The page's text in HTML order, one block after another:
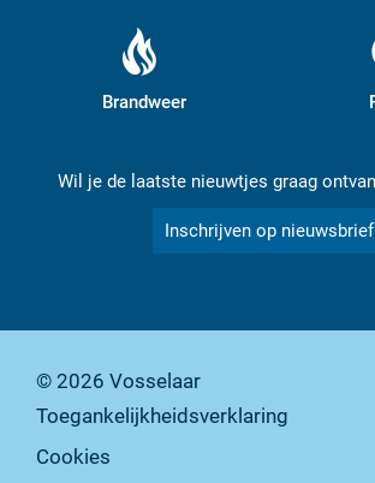
Brandweer
Wil je de laatste nieuwtjes graag
Inschrijven op nieuwsbrief
© 2026 Vosselaar
Toegankelijkheidsverklaring
Cookies